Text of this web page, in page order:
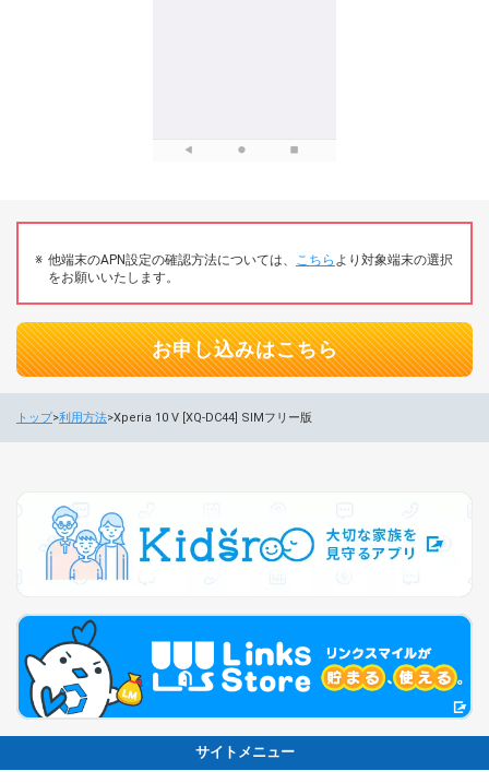
他端末のAPN設定の確認方法については、 こちら より対象端末の選択
をお願いいたします。
お申し込みはこちら
トップ 利用方法 Xperia 10 V [XQ‐DC44] SIMフリー版
サイトメニュー